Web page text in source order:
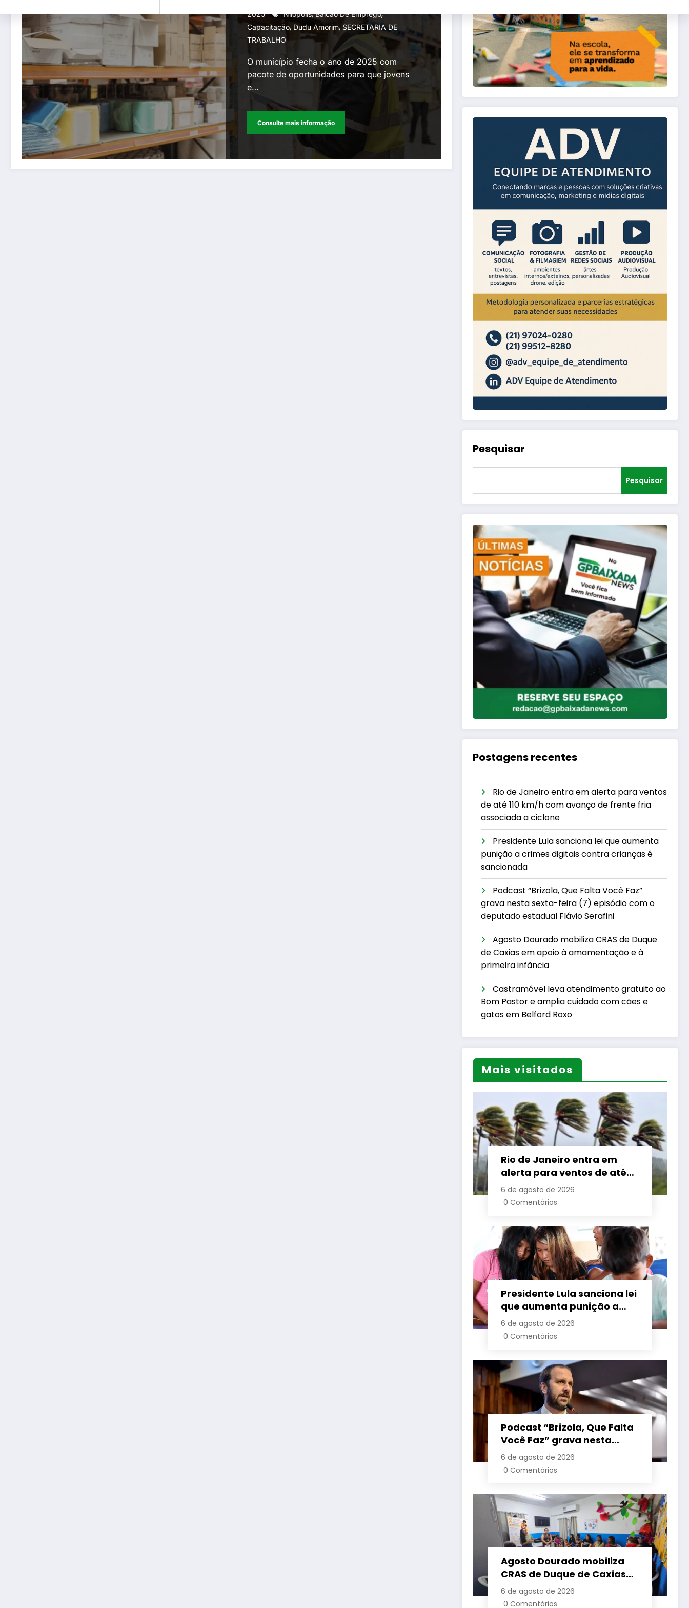
Controle de Qualidade,
ministrados pelo Senai
2025
´Nilópolis,Balcão De Emprego,
Capacitação, Dudu Amorim,SECRETARIA DE
TRABALHO
O município fecha o ano de 2025 com
pacote de oportunidades para que jovens
e…
Consulte mais informação
Pesquisar
Pesquisar
Postagens recentes
Rio de Janeiro entra em alerta para ventos
de até 110 km/h com avanço de frente fria
associada a ciclone
Presidente Lula sanciona lei que aumenta
punição a crimes digitais contra crianças é
sancionada
Podcast “Brizola, Que Falta Você Faz”
grava nesta sexta-feira (7) episódio com o
deputado estadual Flávio Serafini
Agosto Dourado mobiliza CRAS de Duque
de Caxias em apoio à amamentação e à
primeira infância
Castramóvel leva atendimento gratuito ao
Bom Pastor e amplia cuidado com cães e
gatos em Belford Roxo
Mais visitados
Rio de Janeiro entra em
alerta para ventos de até
110 km/h com avanço de
frente fria associada a
6 de agosto de 2026
0 Comentários
Presidente Lula sanciona lei
que aumenta punição a
crimes digitais contra
crianças é sancionada
6 de agosto de 2026
0 Comentários
Podcast “Brizola, Que Falta
Você Faz” grava nesta
sexta-feira (7) episódio
com o deputado estadual
6 de agosto de 2026
0 Comentários
Agosto Dourado mobiliza
CRAS de Duque de Caxias
em apoio à amamentação
e à primeira infância
6 de agosto de 2026
0 Comentários